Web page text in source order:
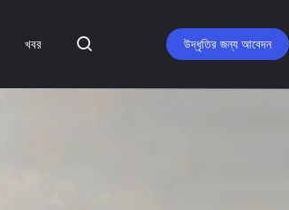
খবর উদ্ধৃতির জন্য আবেদন